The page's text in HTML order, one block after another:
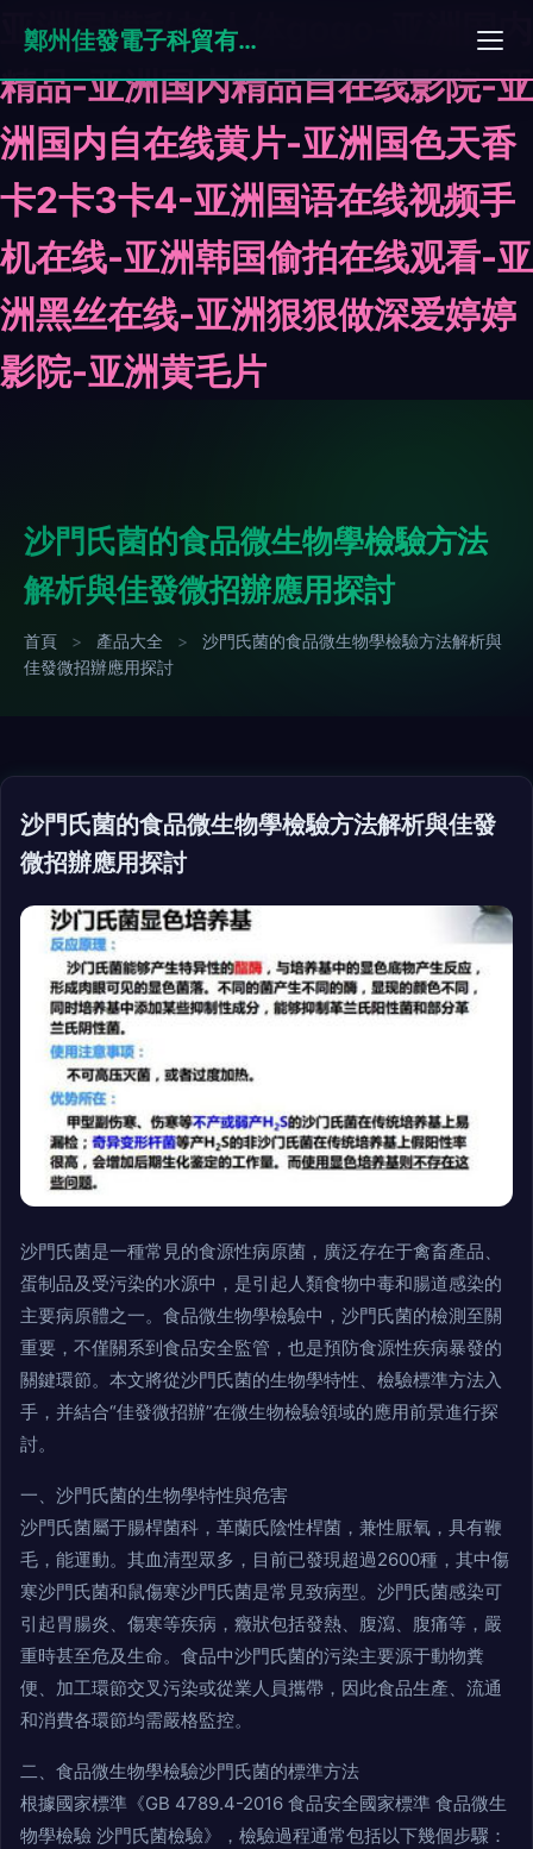
亚洲国模私拍人体gogo-亚洲国内
精品-亚洲国内精品自在线影院-亚
洲国内自在线黄片-亚洲国色天香
卡2卡3卡4-亚洲国语在线视频手
机在线-亚洲韩国偷拍在线观看-亚
洲黑丝在线-亚洲狠狠做深爱婷婷
影院-亚洲黄毛片
鄭州佳發電子科貿有限公司
沙門氏菌的食品微生物學檢驗方法
解析與佳發微招辦應用探討
首頁 > 產品大全 >
沙門氏菌的食品微生物學檢驗方法解析與
佳發微招辦應用探討
沙門氏菌的食品微生物學檢驗方法解析與佳發
微招辦應用探討
沙門氏菌是一種常見的食源性病原菌，廣泛存在于禽畜產品、
蛋制品及受污染的水源中，是引起人類食物中毒和腸道感染的
主要病原體之一。食品微生物學檢驗中，沙門氏菌的檢測至關
重要，不僅關系到食品安全監管，也是預防食源性疾病暴發的
關鍵環節。本文將從沙門氏菌的生物學特性、檢驗標準方法入
手，并結合“佳發微招辦”在微生物檢驗領域的應用前景進行探
討。
一、沙門氏菌的生物學特性與危害
沙門氏菌屬于腸桿菌科，革蘭氏陰性桿菌，兼性厭氧，具有鞭
毛，能運動。其血清型眾多，目前已發現超過2600種，其中傷
寒沙門氏菌和鼠傷寒沙門氏菌是常見致病型。沙門氏菌感染可
引起胃腸炎、傷寒等疾病，癥狀包括發熱、腹瀉、腹痛等，嚴
重時甚至危及生命。食品中沙門氏菌的污染主要源于動物糞
便、加工環節交叉污染或從業人員攜帶，因此食品生產、流通
和消費各環節均需嚴格監控。
二、食品微生物學檢驗沙門氏菌的標準方法
根據國家標準《GB 4789.4-2016 食品安全國家標準 食品微生
物學檢驗 沙門氏菌檢驗》，檢驗過程通常包括以下幾個步驟：